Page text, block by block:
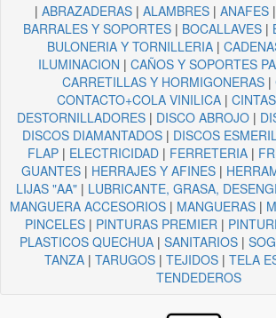
| ABRAZADERAS| ALAMBRES| ANAFES|
BARRALES Y SOPORTES | BOCALLAVES |
BULONERIA Y TORNILLERIA |
ILUMINACION | CAÑOS Y SOPORTES
CARRETILLAS Y HORMIGONERAS|
CONTACTO+COLA VINILICA| CINTAS
DESTORNILLADORES| DISCO ABROJO|
DISCOS DIAMANTADOS| DISCOS
FLAP | ELECTRICIDAD | FERRETERIA |
GUANTES| HERRAJES Y AFINES|
LIJAS "AA"| LUBRICANTE, GRASA,
MANGUERA ACCESORIOS| MANGUERAS|
PINCELES| PINTURAS PREMIER |
PLASTICOS QUECHUA | SANITARIOS |
TANZA | TARUGOS | TEJIDOS | TELA
TENDEDEROS